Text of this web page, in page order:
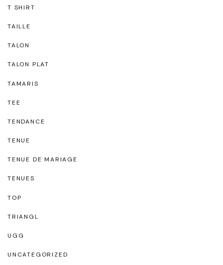
T SHIRT
TAILLE
TALON
TALON PLAT
TAMARIS
TEE
TENDANCE
TENUE
TENUE DE MARIAGE
TENUES
TOP
TRIANGL
UGG
UNCATEGORIZED